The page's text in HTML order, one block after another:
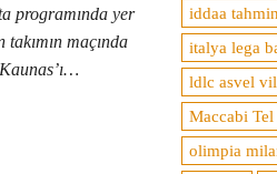
programında yer
maçında
iddaa
italya lega
ldlc asvel
Maccabi
olimpia